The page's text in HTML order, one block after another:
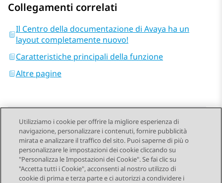
Collegamenti correlati
Il Centro della documentazione di Avaya ha un
layout completamente nuovo!
Caratteristiche principali della funzione
Altre pagine
Send Feedback
Argomento precedente Argomento successivo
Utilizziamo i cookie per offrire la migliore esperienza di
navigazione, personalizzare i contenuti, fornire pubblicità
mirata e analizzare il traffico del sito. Puoi saperne di più o
personalizzare le impostazioni dei cookie cliccando su
"Personalizza le Impostazioni dei Cookie". Se fai clic su
"Accetta tutti i Cookie", acconsenti al nostro utilizzo di
cookie di prima e terza parte e ci autorizzi a condividere i